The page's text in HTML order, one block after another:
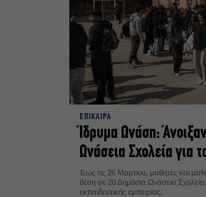
ΕΠΙΚΑΙΡΑ
Ίδρυμα Ωνάση:
Ωνάσεια Σχολεία για
Έως τις 26 Μαρτίου, μαθητές και
θέση σε 20 Δημόσια Ωνάσεια
εκπαιδευτικής εμπειρίας.